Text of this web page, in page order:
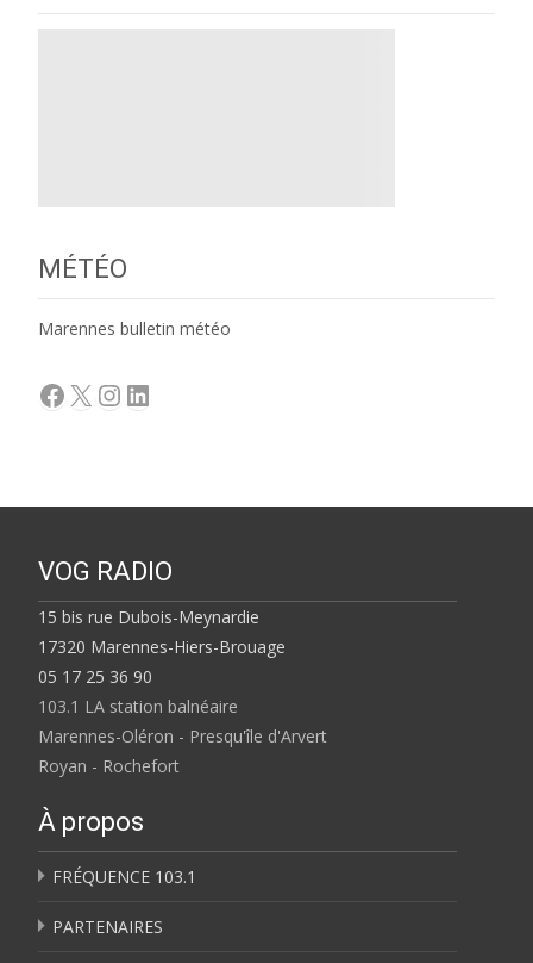
MÉTÉO
Marennes bulletin météo
Facebook
X Instagram
LinkedIn
VOG RADIO
15 bis rue Dubois-Meynardie
17320 Marennes-Hiers-Brouage
05 17 25 36 90
103.1 LA station balnéaire
Marennes-Oléron - Presqu'île d'Arvert
Royan - Rochefort
À propos
FRÉQUENCE 103.1
PARTENAIRES